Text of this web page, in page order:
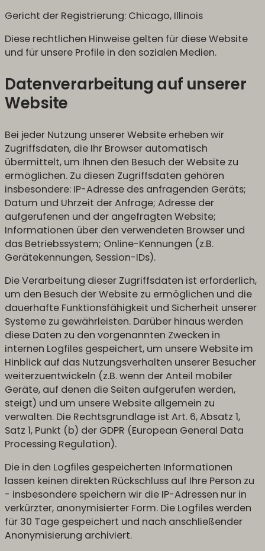
Gericht der Registrierung: Chicago, Illinois
Diese rechtlichen Hinweise gelten für diese Website
und für unsere Profile in den sozialen Medien.
Datenverarbeitung auf unserer
Website
Bei jeder Nutzung unserer Website erheben wir
Zugriffsdaten, die Ihr Browser automatisch
übermittelt, um Ihnen den Besuch der Website zu
ermöglichen. Zu diesen Zugriffsdaten gehören
insbesondere: IP-Adresse des anfragenden Geräts;
Datum und Uhrzeit der Anfrage; Adresse der
aufgerufenen und der angefragten Website;
Informationen über den verwendeten Browser und
das Betriebssystem; Online-Kennungen (z.B.
Gerätekennungen, Session-IDs).
Die Verarbeitung dieser Zugriffsdaten ist erforderlich,
um den Besuch der Website zu ermöglichen und die
dauerhafte Funktionsfähigkeit und Sicherheit unserer
Systeme zu gewährleisten. Darüber hinaus werden
diese Daten zu den vorgenannten Zwecken in
internen Logfiles gespeichert, um unsere Website im
Hinblick auf das Nutzungsverhalten unserer Besucher
weiterzuentwickeln (z.B. wenn der Anteil mobiler
Geräte, auf denen die Seiten aufgerufen werden,
steigt) und um unsere Website allgemein zu
verwalten. Die Rechtsgrundlage ist Art. 6, Absatz 1,
Satz 1, Punkt (b) der GDPR (European General Data
Processing Regulation).
Die in den Logfiles gespeicherten Informationen
lassen keinen direkten Rückschluss auf Ihre Person zu
- insbesondere speichern wir die IP-Adressen nur in
verkürzter, anonymisierter Form. Die Logfiles werden
für 30 Tage gespeichert und nach anschließender
Anonymisierung archiviert.